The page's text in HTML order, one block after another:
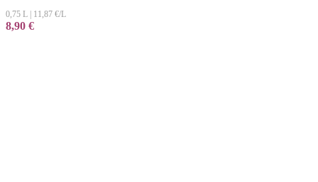
0,75 L 11,87 €/L
8,90 €